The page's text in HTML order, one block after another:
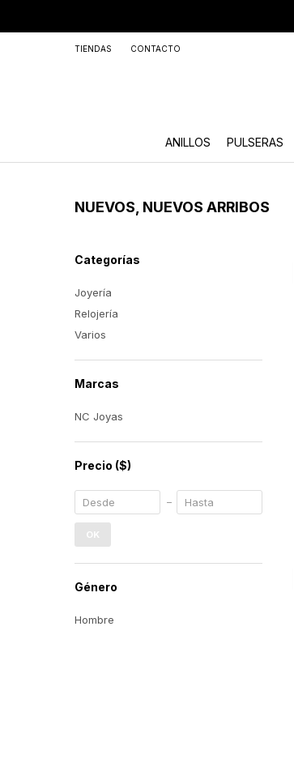
ANILLOS PULSERAS
TIENDAS CONTACTO
NUEVOS, NUEVOS ARRIBOS
Categorías
Joyería
Relojería
Varios
Marcas
NC Joyas
Precio ($)
OK
Género
Hombre